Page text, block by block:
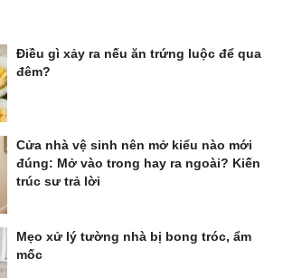
Điều gì xảy ra nếu ăn trứng luộc để qua
đêm?
Cửa nhà vệ sinh nên mở kiểu nào mới
đúng: Mở vào trong hay ra ngoài? Kiến
trúc sư trả lời
Mẹo xử lý tường nhà bị bong tróc, ẩm
mốc